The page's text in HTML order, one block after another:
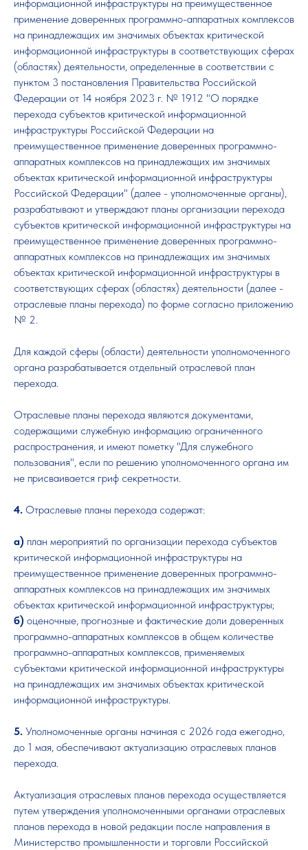
информационной инфраструктуры на преимущественное
применение доверенных программно-аппаратных комплексов
на принадлежащих им значимых объектах критической
информационной инфраструктуры в соответствующих сферах
(областях) деятельности, определенные в соответствии с
пунктом 3 постановления Правительства Российской
Федерации от 14 ноября 2023 г. № 1912 "О порядке
перехода субъектов критической информационной
инфраструктуры Российской Федерации на
преимущественное применение доверенных программно-
аппаратных комплексов на принадлежащих им значимых
объектах критической информационной инфраструктуры
Российской Федерации" (далее - уполномоченные органы),
разрабатывают и утверждают планы организации перехода
субъектов критической информационной инфраструктуры на
преимущественное применение доверенных программно-
аппаратных комплексов на принадлежащих им значимых
объектах критической информационной инфраструктуры в
соответствующих сферах (областях) деятельности (далее -
отраслевые планы перехода) по форме согласно приложению
№ 2.
Для каждой сферы (области) деятельности уполномоченного
органа разрабатывается отдельный отраслевой план
перехода.
Отраслевые планы перехода являются документами,
содержащими служебную информацию ограниченного
распространения, и имеют пометку "Для служебного
пользования", если по решению уполномоченного органа им
не присваивается гриф секретности.
4. Отраслевые планы перехода содержат:
а) план мероприятий по организации перехода субъектов
критической информационной инфраструктуры на
преимущественное применение доверенных программно-
аппаратных комплексов на принадлежащих им значимых
объектах критической информационной инфраструктуры;
б) оценочные, прогнозные и фактические доли доверенных
программно-аппаратных комплексов в общем количестве
программно-аппаратных комплексов, применяемых
субъектами критической информационной инфраструктуры
на принадлежащих им значимых объектах критической
информационной инфраструктуры.
5. Уполномоченные органы начиная с 2026 года ежегодно,
до 1 мая, обеспечивают актуализацию отраслевых планов
перехода.
Актуализация отраслевых планов перехода осуществляется
путем утверждения уполномоченными органами отраслевых
планов перехода в новой редакции после направления в
Министерство промышленности и торговли Российской